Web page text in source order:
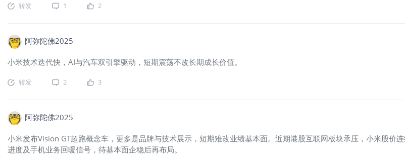
转发 1 2
阿弥陀佛2025
小米技术迭代快，AI与汽车双引擎驱动，短期震荡不改长期成长价值。
转发 2 3
阿弥陀佛2025
小米发布Vision GT超跑概念车，更多是品牌与技术展示，短期难改业绩基本面。近期港股互联网板块承压，小米股价
进度及手机业务回暖信号，待基本面企稳后再布局。